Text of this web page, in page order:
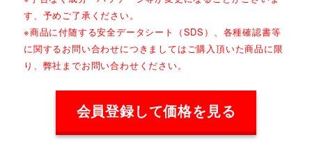
す、予めご了承ください。
※商品に付随する安全データシート（SDS）、各種確認書等
に関するお問い合わせにつきましてはご購入頂いた商品に限
り、弊社までお問い合わせください。
会員登録して価格を見る